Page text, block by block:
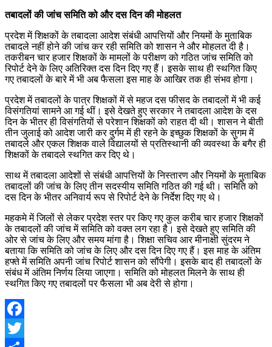
तबादलों की जांच समिति को और दस दिन की मोहलत
प्रदेश में शिक्षकों के तबादला आदेश संबंधी आपत्तियों और नियमों के मुताबिक
तबादले नहीं होने की जांच कर रही समिति को शासन ने और मोहलत दी है।
तकरीबन चार हजार शिक्षकों के मामलों के परीक्षण को गठित जांच समिति को
रिपोर्ट देने के लिए अतिरिक्त दस दिन दिए गए हैं। इसके साथ ही स्थगित किए
गए तबादलों के बारे में भी अब फैसला इस माह के आखिर तक ही संभव होगा।
प्रदेश में तबादलों के पात्र शिक्षकों में से महज दस फीसद के तबादलों में भी कई
विसंगतियां सामने आ गई थीं। इसे देखते हुए सरकार ने तबादला आदेश के दस
दिन के भीतर ही विसंगतियों से परेशान शिक्षकों को राहत दी थी। शासन ने बीती
तीन जुलाई को आदेश जारी कर दुर्गम में ही रहने के इच्छुक शिक्षकों के सुगम में
तबादले और एकल शिक्षक वाले विद्यालयों से प्रतिस्थानी की व्यवस्था के बगैर ही
शिक्षकों के तबादले स्थगित कर दिए थे।
साथ में तबादला आदेशों से संबंधी आपत्तियों के निस्तारण और नियमों के मुताबिक
तबादलों की जांच के लिए तीन सदस्यीय समिति गठित की गई थी। समिति को
दस दिन के भीतर अनिवार्य रूप से रिपोर्ट देने के निर्देश दिए गए थे।
महकमे में जिलों से लेकर प्रदेश स्तर पर किए गए कुल करीब चार हजार शिक्षकों
के तबादलों की जांच में समिति को वक्त लग रहा है। इसे देखते हुए समिति की
ओर से जांच के लिए और समय मांगा है। शिक्षा सचिव आर मीनाक्षी सुंदरम ने
बताया कि समिति को जांच के लिए और दस दिन दिए गए हैं। इस माह के अंतिम
हफ्ते में समिति अपनी जांच रिपोर्ट शासन को सौंपेगी। इसके बाद ही तबादलों के
संबंध में अंतिम निर्णय लिया जाएगा। समिति को मोहलत मिलने के साथ ही
स्थगित किए गए तबादलों पर फैसला भी अब देरी से होगा।
Facebook